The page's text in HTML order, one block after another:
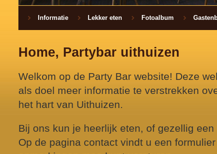
Informatie Lekker eten Fotoalbum
Home, Partybar uithuizen
Welkom op de Party Bar website! Deze
als doel meer informatie te verstrekken
het hart van Uithuizen.
Bij ons kun je heerlijk eten, of gezellig
Op de pagina contact vindt u een